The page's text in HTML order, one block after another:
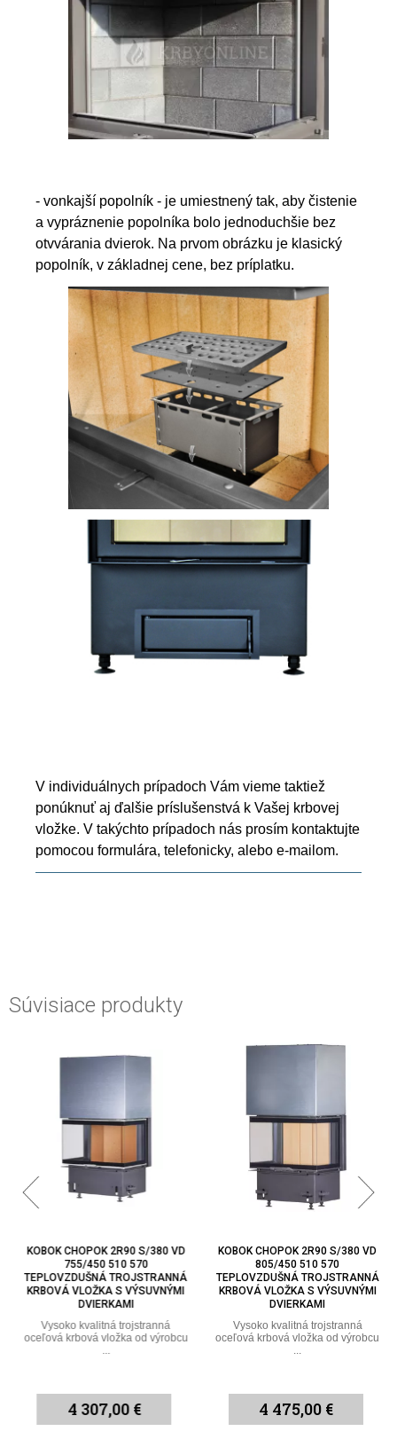
- vonkajší popolník - je umiestnený tak, aby čistenie
a vypráznenie popolníka bolo jednoduchšie bez
otvvárania dvierok. Na prvom obrázku je klasický
popolník, v základnej cene, bez príplatku.
V individuálnych prípadoch Vám vieme taktiež
ponúknuť aj ďalšie príslušenstvá k Vašej krbovej
vložke. V takýchto prípadoch nás prosím kontaktujte
pomocou formulára, telefonicky, alebo e-mailom.
Súvisiace produkty
KOBOK CHOPOK 2R90 S/380 VD
755/450 510 570
TEPLOVZDUŠNÁ TROJSTRANNÁ
KRBOVÁ VLOŽKA S VÝSUVNÝMI
DVIERKAMI
Vysoko kvalitná trojstranná
oceľová krbová vložka od výrobcu
...
4 307,00 €
KOBOK CHOPOK 2R90 S/380 VD
805/450 510 570
TEPLOVZDUŠNÁ TROJSTRANNÁ
KRBOVÁ VLOŽKA S VÝSUVNÝMI
DVIERKAMI
Vysoko kvalitná trojstranná
oceľová krbová vložka od výrobcu
...
4 475,00 €